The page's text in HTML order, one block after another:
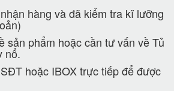
hàng và đã kiểm tra kĩ lưỡng
sản phẩm hoặc cần tư vấn về Tủ
nổ.
hoặc IBOX trực tiếp để được